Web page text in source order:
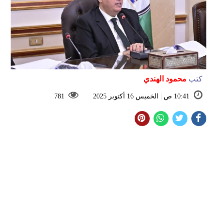
كتب محمود الهندي
10:41 ص | الخميس 16 أكتوبر 2025 781